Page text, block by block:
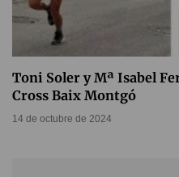
Toni Soler y Mª Isabel
Cross Baix Montgó
14 de octubre de 2024